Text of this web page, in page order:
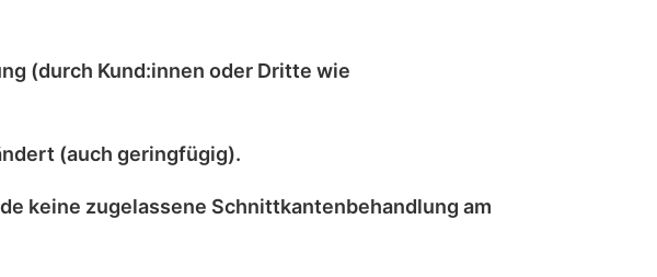
(durch Kund:innen oder Dritte wie
(auch geringfügig).
keine zugelassene Schnittkantenbehandlung am